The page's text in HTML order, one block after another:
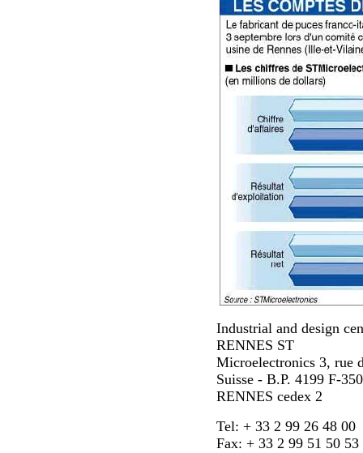
Industrial and design
RENNES ST
Microelectronics 3, rue
Suisse - B.P. 4199 F-
RENNES cedex 2
Tel: + 33 2 99 26 48 00
Fax: + 33 2 99 51 50 53